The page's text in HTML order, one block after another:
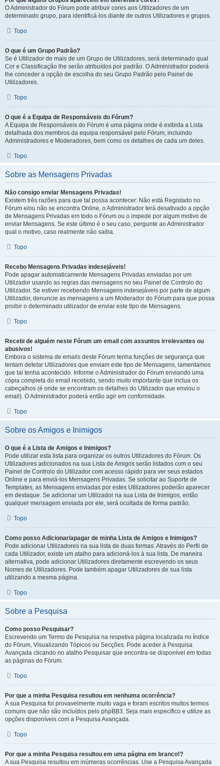
O Administrador do Fórum pode atribuir cores aos Utilizadores de um
determinado grupo, para identificá-los diante de outros Utilizadores e grupos.
Topo
O que é um Grupo Padrão?
Se é Utilizador de mais de um Grupo de Utilizadores, será determinado qual
Cor e Classificação lhe serão atribuídos por padrão. O Administrador poderá
lhe conceder a opção de escolha do seu Grupo Padrão pelo Painel de
Utilizadores.
Topo
O que é a Equipa de Responsáveis do Fórum?
A Equipa de Responsáveis do Fórum é uma página onde é exibida a Lista
detalhada dos membros da equipa responsável pelo Fórum, incluindo
Administradores e Moderadores, bem como os detalhes de cada um deles.
Topo
Sobre as Mensagens Privadas
Não consigo enviar Mensagens Privadas!
Existem três razões para que tal possa acontecer: Não está Registado no
Fórum e/ou não se encontra Online, o Administrador terá desativado a opção
de Mensagens Privadas em todo o Fórum ou o impede por algum motivo de
enviar Mensagens. Se este último é o seu caso, pergunte ao Administrador
qual o motivo, caso realmente não saiba.
Topo
Recebo Mensagens Privadas indesejáveis!
Pode apagar automaticamente Mensagens Privadas enviadas por um
Utilizador usando as regras das mensagens no seu Painel de Controlo do
Utilizador. Se estiver recebendo Mensagens indesejáveis por parte de algum
Utilizador, denuncie as mensagens a um Moderador do Fórum para que possa
proibir o determinado utilizador de enviar este tipo de Mensagens.
Topo
Recebi de alguém neste Fórum um email com assuntos irrelevantes ou
abusivos!
Embora o sistema de emails deste Fórum tenha funções de segurança que
tentam detetar Utilizadores que enviam este tipo de Mensagens, lamentamos
que tal tenha acontecido. Informe o Administrador do Fórum enviando uma
cópia completa do email recebido, sendo muito importante que inclua os
cabeçalhos (é onde se encontram os detalhes do Utilizador que enviou o
email). O Administrador poderá então agir em conformidade.
Topo
Sobre os Amigos e Inimigos
O que é a Lista de Amigos e Inimigos?
Pode utilizar esta lista para organizar os outros Utilizadores do Fórum. Os
Utilizadores adicionados na sua Lista de Amigos serão listados com o seu
Painel de Controlo do Utilizador com acesso rápido para ver seus estados
Online e para enviá-los Mensagens Privadas. Se solicitar ao Suporte de
Templates, as Mensagens enviadas por estes Utilizadores poderão aparecer
em destaque. Se adicionar um Utilizador na sua Lista de Inimigos, então
qualquer mensagem enviada por ele, será ocultada de forma padrão.
Topo
Como posso Adicionar/apagar de minha Lista de Amigos e Inimigos?
Pode adicionar Utilizadores na sua lista de duas formas. Através do Perfil de
cada Utilizador, existe um atalho para adicioná-los à sua lista. De maneira
alternativa, pode adicionar Utilizadores diretamente escrevendo os seus
Nomes de Utilizadores. Pode também apagar Utilizadores de sua lista
utilizando a mesma página.
Topo
Sobre a Pesquisa
Como posso Pesquisar?
Escrevendo um Termo de Pesquisa na respetiva página localizada no Índice
do Fórum, Visualizando Tópicos ou Secções. Pode aceder à Pesquisa
Avançada clicando no atalho Pesquisar que encontra-se disponível em todas
as páginas do Fórum.
Topo
Por que a minha Pesquisa resultou em nenhuma ocorrência?
A sua Pesquisa foi provavelmente muito vaga e foram escritos muitos termos
comuns que não são incluídos pelo phpBB3. Seja mais específico e utilize as
opções disponíveis com a Pesquisa Avançada.
Topo
Por que a minha Pesquisa resultou em uma página em branco!?
A sua Pesquisa resultou em inúmeras ocorrências. Use a Pesquisa Avançada